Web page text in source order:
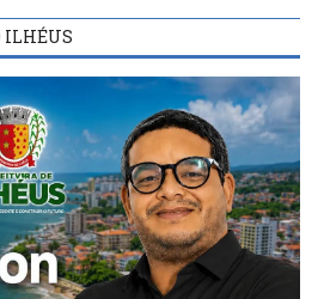
ILHÉUS